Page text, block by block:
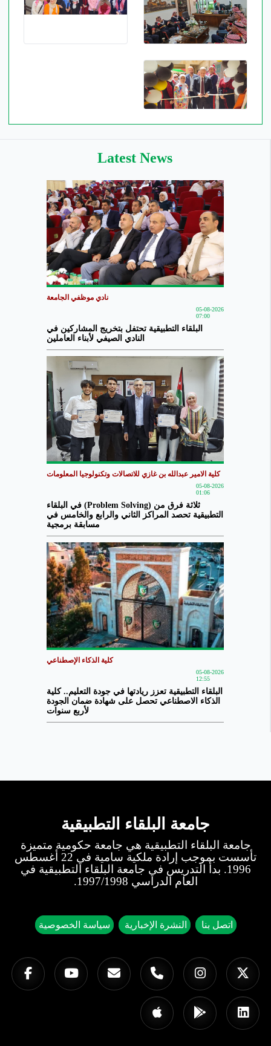
Latest News
نادي موظفي الجامعة
05-08-2026
07:00
البلقاء التطبيقية تحتفل بتخريج المشاركين في
النادي الصيفي لأبناء العاملين
كلية الامير عبدالله بن غازي للاتصالات وتكنولوجيا المعلومات
05-08-2026
01:06
ثلاثة فرق من (Problem Solving) في البلقاء
التطبيقية تحصد المراكز الثاني والرابع والخامس في
مسابقة برمجية
كلية الذكاء الإصطناعي
05-08-2026
12:55
البلقاء التطبيقية تعزز ريادتها في جودة التعليم.. كلية
الذكاء الاصطناعي تحصل على شهادة ضمان الجودة
لأربع سنوات
جامعة البلقاء التطبيقية
جامعة البلقاء التطبيقية هي جامعة حكومية متميزة
تأسست بموجب إرادة ملكية سامية في 22 أغسطس
1996. بدأ التدريس في جامعة البلقاء التطبيقية في
العام الدراسي 1997/1998.
اتصل بنا النشرة الإخبارية سياسة الخصوصية